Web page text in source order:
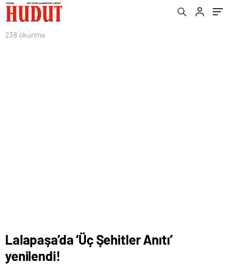
238 okunma
Lalapaşa’da ‘Üç Şehitler Anıtı’
yenilendi!